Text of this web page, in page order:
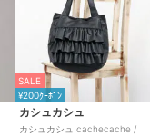
SALE
¥200ｸｰﾎﾟﾝ
カシュカシュ
カシュカシュ cachecache /